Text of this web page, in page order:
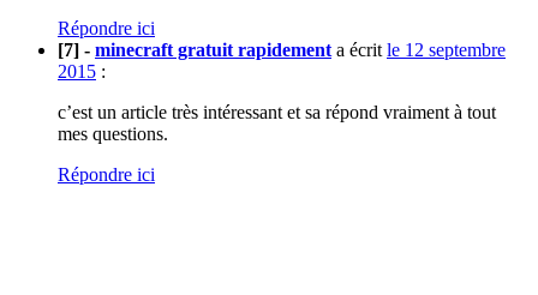
Répondre ici
[7] - minecraft gratuit rapidement a écrit le 12 septembre
2015 :
c’est un article très intéressant et sa répond vraiment à tout
mes questions.
Répondre ici